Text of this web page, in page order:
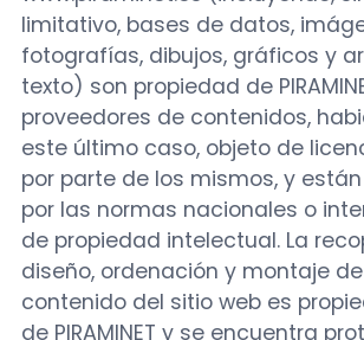
limitativo, bases de datos,
fotografías, dibujos, gráficos y
texto) son propiedad de
proveedores de contenidos,
este último caso, objeto de
por parte de los mismos, y
por las normas nacionales o
de propiedad intelectual. La
diseño, ordenación y montaje
contenido del sitio web es
de PIRAMINET y se encuentra